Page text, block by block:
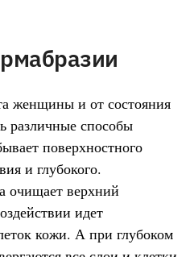
женщины и от состояния
различные способы
поверхностного
и глубокого.
очищает верхний
идет
кожи. А при глубоком